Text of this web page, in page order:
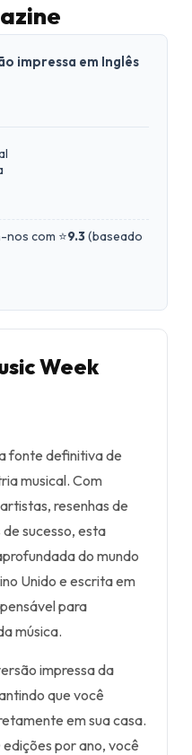
impressa em Inglês
com ⭐9.3(baseado
Week
fonte definitiva de
musical. Com
resenhas de
sucesso, esta
do mundo
Unido e escrita em
para
música.
impressa da
que você
em sua casa.
por ano, você